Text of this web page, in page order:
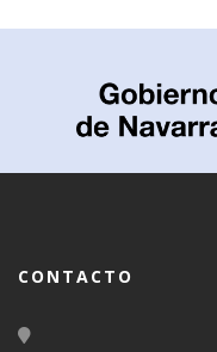
CONTACTO